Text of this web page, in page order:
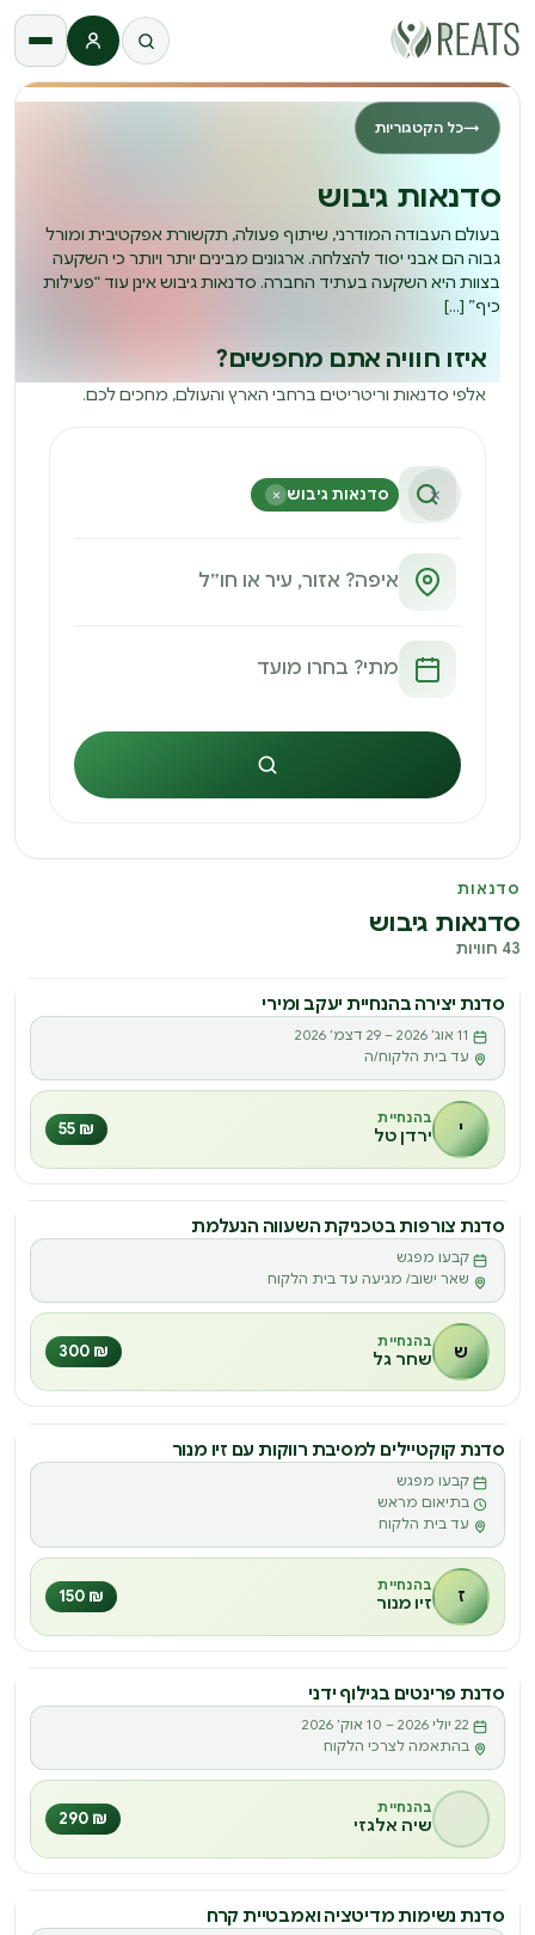
התחברות
→כל הקטגוריות
סדנאות גיבוש
בעולם העבודה המודרני, שיתוף פעולה, תקשורת אפקטיבית ומורל
גבוה הם אבני יסוד להצלחה. ארגונים מבינים יותר ויותר כי השקעה
בצוות היא השקעה בעתיד החברה. סדנאות גיבוש אינן עוד “פעילות
כיף” […]
איזו חוויה אתם מחפשים?
אלפי סדנאות וריטריטים ברחבי הארץ והעולם, מחכים לכם.
סדנאות גיבוש × ×
חיפוש
סדנאות
סדנאות גיבוש
43 חוויות
סדנת יצירה בהנחיית יעקב ומירי
11 אוג׳ 2026 – 29 דצמ׳ 2026
עד בית הלקוח/ה
י בהנחיית
ירדן טל ₪ 55
סדנת צורפות בטכניקת השעווה הנעלמת
קבעו מפגש
שאר ישוב/ מגיעה עד בית הלקוח
ש בהנחיית
שחר גל ₪ 300
סדנת קוקטיילים למסיבת רווקות עם זיו מנור
קבעו מפגש
בתיאום מראש
עד בית הלקוח
ז בהנחיית
זיו מנור ₪ 150
סדנת פרינטים בגילוף ידני
22 יולי 2026 – 10 אוק׳ 2026
בהתאמה לצרכי הלקוח
בהנחיית
שיה אלגזי ₪ 290
סדנת נשימות מדיטציה ואמבטיית קרח